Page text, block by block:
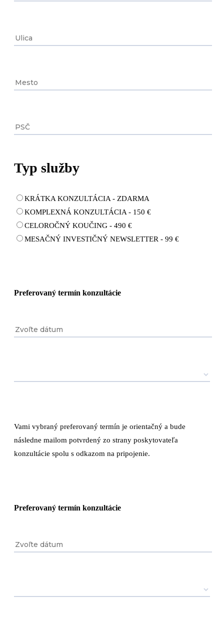
Typ služby
KRÁTKA KONZULTÁCIA - ZDARMA
KOMPLEXNÁ KONZULTÁCIA - 150 €
CELOROČNÝ KOUČING - 490 €
MESAČNÝ INVESTIČNÝ NEWSLETTER - 99 €
Preferovaný termín konzultácie
Vami vybraný preferovaný termín je orientačný a bude
následne mailom potvrdený zo strany poskytovateľa
konzultácie spolu s odkazom na pripojenie.
Preferovaný termín konzultácie